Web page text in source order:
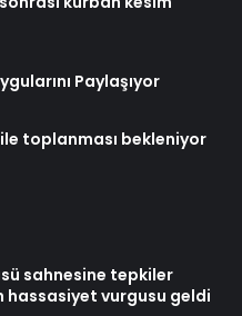
Paylaşıyor
ile toplanması bekleniyor
sahnesine tepkiler
hassasiyet vurgusu geldi